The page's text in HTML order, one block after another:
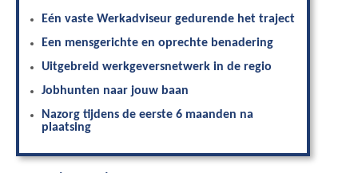
Eén vaste Werkadviseur gedurende het traject
Een mensgerichte en oprechte benadering
Uitgebreid werkgeversnetwerk in de regio
Jobhunten naar jouw baan
Nazorg tijdens de eerste 6 maanden na
plaatsing